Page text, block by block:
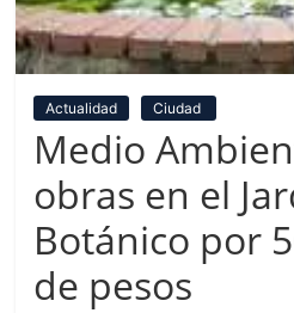
Actualidad Ciudad
Medio
obras en el
Botánico por
de pesos